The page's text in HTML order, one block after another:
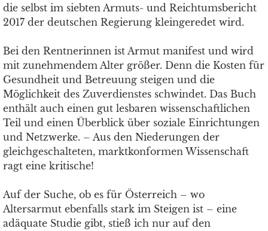
die selbst im siebten Armuts- und Reichtumsbericht
2017 der deutschen Regierung kleingeredet wird.
Bei den Rentnerinnen ist Armut manifest und wird
mit zunehmendem Alter größer. Denn die Kosten für
Gesundheit und Betreuung steigen und die
Möglichkeit des Zuverdienstes schwindet. Das Buch
enthält auch einen gut lesbaren wissenschaftlichen
Teil und einen Überblick über soziale Einrichtungen
und Netzwerke. – Aus den Niederungen der
gleichgeschalteten, marktkonformen Wissenschaft
ragt eine kritische!
Auf der Suche, ob es für Österreich – wo
Altersarmut ebenfalls stark im Steigen ist – eine
adäquate Studie gibt, stieß ich nur auf den